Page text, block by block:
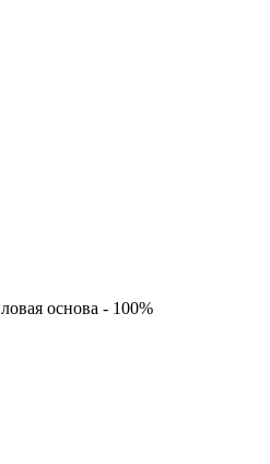
основа - 100%